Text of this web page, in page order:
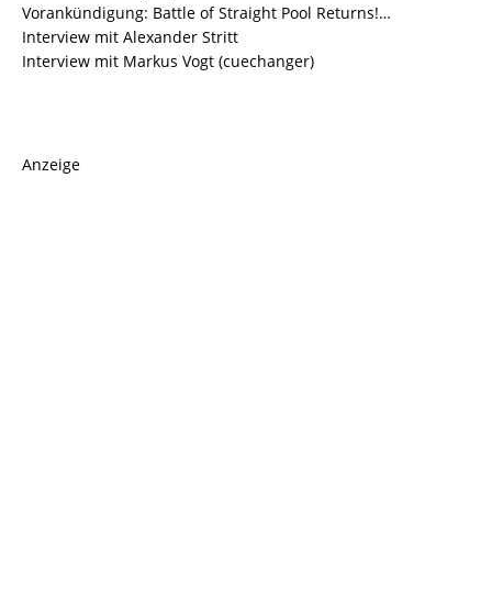
Vorankündigung: Battle of Straight Pool Returns!…
Interview mit Alexander Stritt
Interview mit Markus Vogt (cuechanger)
Anzeige